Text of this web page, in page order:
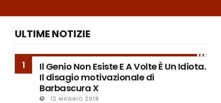
ULTIME NOTIZIE
1
Il Genio Non Esiste E A Volte È Un Idiota.
Il disagio motivazionale di
Barbascura X
12 MAGGIO 2019